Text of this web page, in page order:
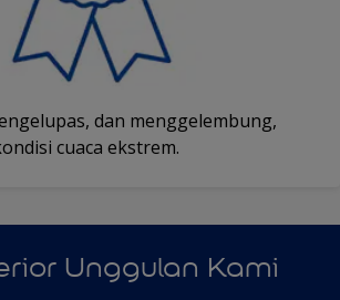
dan menggelembung,
cuaca ekstrem.
Unggulan Kami